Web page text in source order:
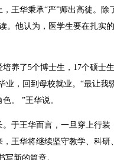
华秉承“严”师出高徒。除
。他认为，医学生要在扎实
了5个博士生，17个硕士
业，回到母校就业。“最让我
。 ”王华说。
王华而言，一旦穿上行装
王华将继续坚守教学、科研
写新的篇章。